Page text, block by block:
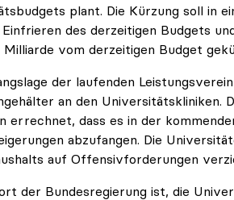
plant. Die Kürzung soll in
des derzeitigen Budgets
Milliarde vom derzeitigen Budget
der laufenden
an den Universitätskliniken.
errechnet, dass es in der
abzufangen. Die
auf Offensivforderungen
der Bundesregierung ist, die